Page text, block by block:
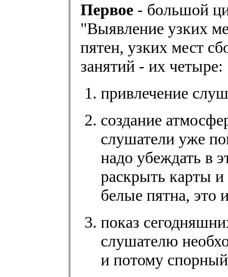
Первое - большой
"Выявление узких
пятен, узких мест
занятий - их четыре:
привлечение
создание
слушатели уже
надо убеждать в
раскрыть карты
белые пятна, это
показ
слушателю
и потому